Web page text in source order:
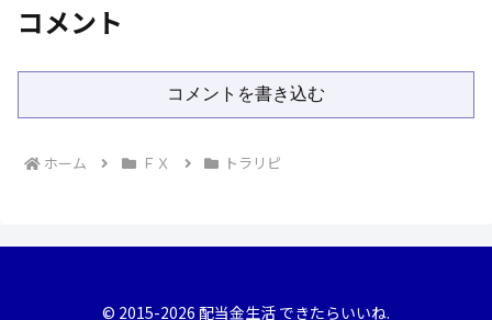
コメント
コメントを書き込む
ホーム ＦＸ トラリピ
© 2015-2026 配当金生活 できたらいいね.